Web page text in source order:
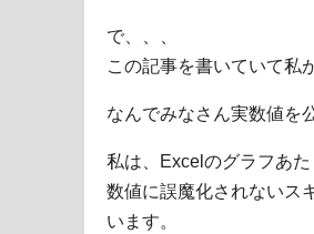
で、、、
この記事を書いていて私
なんでみなさん実数値を
私は、Excelのグラフあ
数値に誤魔化されないス
います。